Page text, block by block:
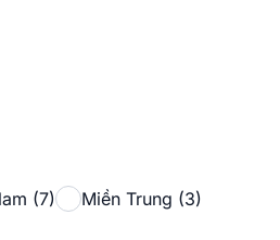
(7) Miền Trung (3)